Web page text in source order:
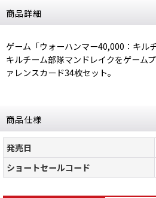
商品詳細
ゲーム「ウォーハンマー40,000：キル
キルチーム部隊マンドレイクをゲーム
ァレンスカード34枚セット。
商品仕様
発売日
ショートセールコード